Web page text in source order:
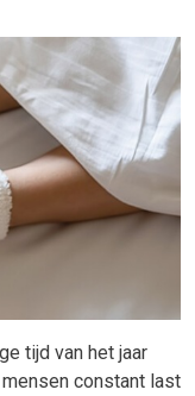
tijd van het jaar
constant last